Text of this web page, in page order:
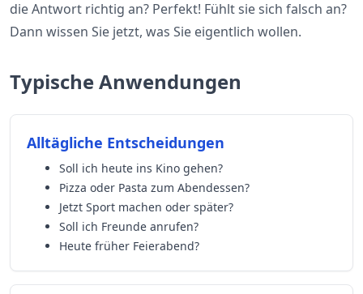
die Antwort richtig an? Perfekt! Fühlt sie sich falsch an?
Dann wissen Sie jetzt, was Sie eigentlich wollen.
Typische Anwendungen
Alltägliche Entscheidungen
Soll ich heute ins Kino gehen?
Pizza oder Pasta zum Abendessen?
Jetzt Sport machen oder später?
Soll ich Freunde anrufen?
Heute früher Feierabend?